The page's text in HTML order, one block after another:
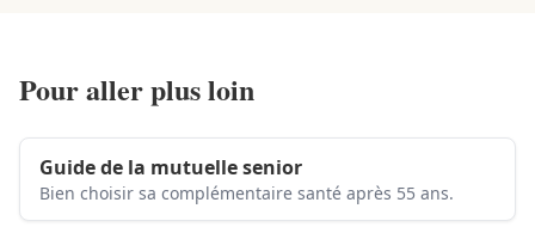
Pour aller plus loin
Guide de la mutuelle senior
Bien choisir sa complémentaire santé après 55 ans.